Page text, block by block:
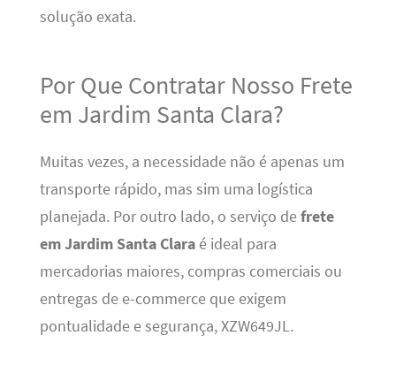
solução exata.
Por Que Contratar Nosso Frete
em Jardim Santa Clara?
Muitas vezes, a necessidade não é apenas um
transporte rápido, mas sim uma logística
planejada. Por outro lado, o serviço defrete
em Jardim Santa Claraé ideal para
mercadorias maiores, compras comerciais ou
entregas de e-commerce que exigem
pontualidade e segurança, XZW649JL.